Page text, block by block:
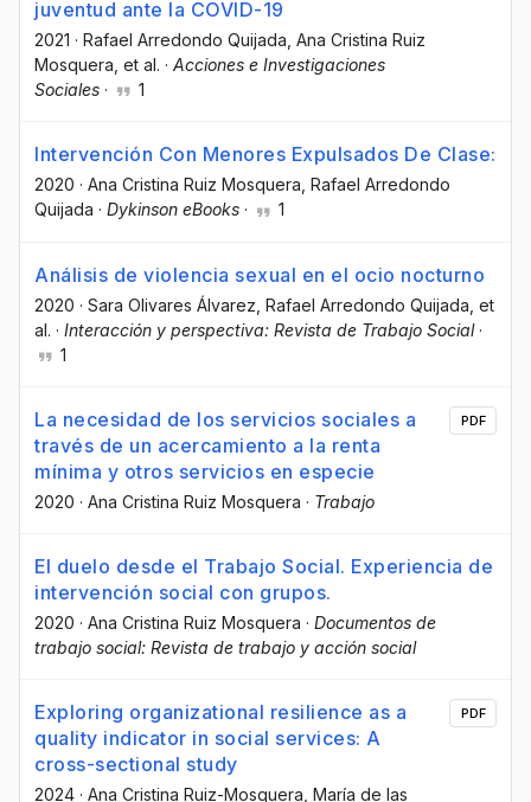
juventud ante la COVID-19
2021 · Rafael Arredondo Quijada , Ana Cristina Ruiz
Mosquera , et al. · Acciones e Investigaciones
Sociales · 1
Intervención Con Menores Expulsados De Clase:
2020 · Ana Cristina Ruiz Mosquera , Rafael Arredondo
Quijada · Dykinson eBooks · 1
Análisis de violencia sexual en el ocio nocturno
2020 · Sara Olivares Álvarez , Rafael Arredondo Quijada , et
al. · Interacción y perspectiva: Revista de Trabajo Social·
1
La necesidad de los servicios sociales a
través de un acercamiento a la renta
mínima y otros servicios en especie
2020 · Ana Cristina Ruiz Mosquera · Trabajo
PDF
El duelo desde el Trabajo Social. Experiencia de
intervención social con grupos.
2020 · Ana Cristina Ruiz Mosquera · Documentos de
trabajo social: Revista de trabajo y acción social
Exploring organizational resilience as a
quality indicator in social services: A
cross-sectional study
2024 · Ana Cristina Ruiz-Mosquera , María de las
PDF